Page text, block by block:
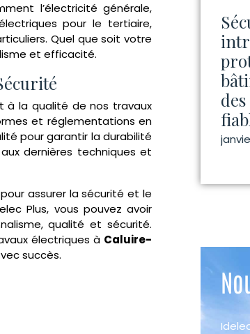
l’électricité générale,
pour le tertiaire,
Quel que soit votre
et efficacité.
à la qualité de nos travaux
et réglementations en
pour garantir la durabilité
dernières techniques et
assurer la sécurité et le
Plus, vous pouvez avoir
qualité et sécurité.
électriques à Caluire-
succès.